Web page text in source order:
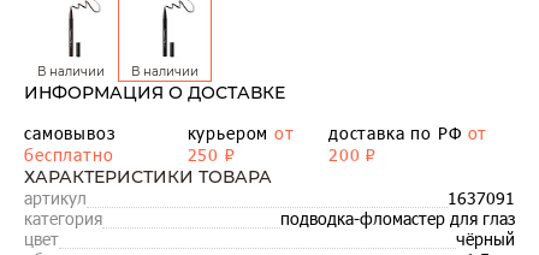
В наличии В наличии
ИНФОРМАЦИЯ О ДОСТАВКЕ
самовывоз
бесплатно
курьеромот
250 ₽
доставка по РФ от
200 ₽
ХАРАКТЕРИСТИКИ ТОВАРА
артикул
1637091
категория
подводка-фломастер для глаз
цвет
чёрный